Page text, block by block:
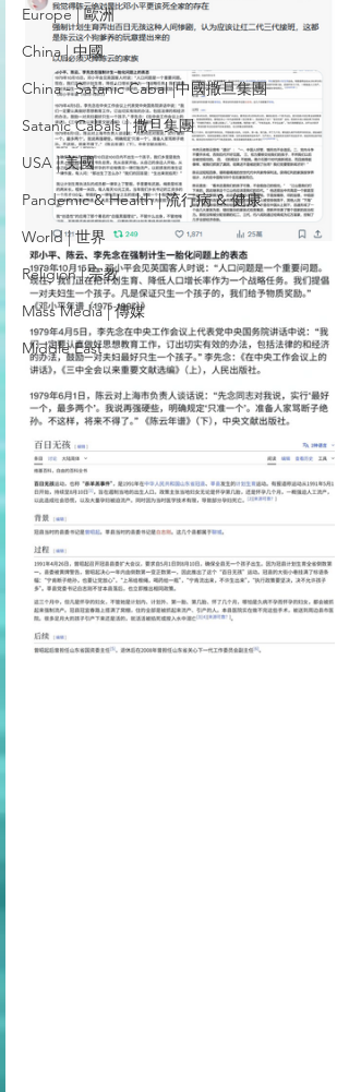
Europe | 歐洲
China | 中國
China - Satanic Cabal |中國撒旦集團
Satanic Cabals | 撒旦集團
USA | 美國
Pandemic & Health | 流行病 & 健康
World | 世界
Religion | 宗教
Mass Media | 傳媒
Middle East